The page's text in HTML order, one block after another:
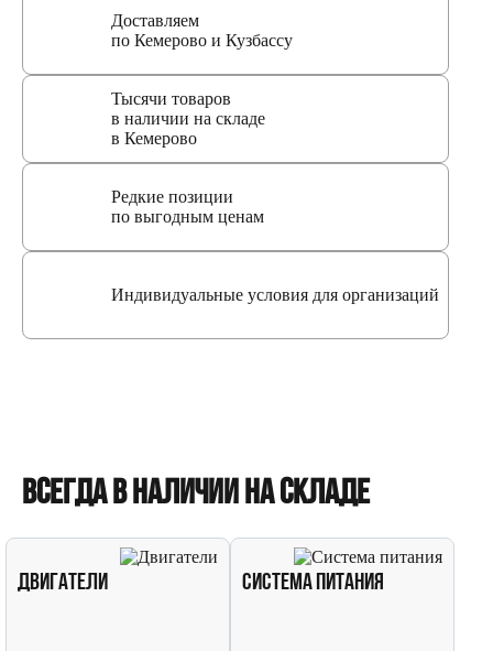
Доставляем
по Кемерово и Кузбассу
Тысячи товаров
в наличии на складе
в Кемерово
Редкие позиции
по выгодным ценам
Индивидуальные условия для организаций
Всегда в наличии на складе
Двигатели Система питания